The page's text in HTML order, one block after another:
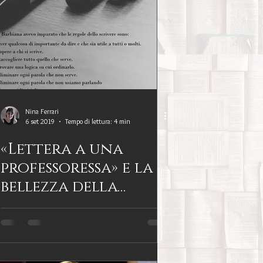
Benessere
Percorsi del lutto
Nina Ferrari
6 set 2019
Tempo di lettura: 4 min
«Lettera a una
professoressa» e la
bellezza della
scuola a Barbiana